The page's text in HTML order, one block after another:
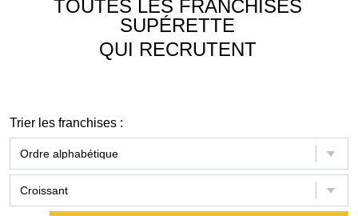
TOUTES LES FRANCHISES
SUPÉRETTE
QUI RECRUTENT
Trier les franchises :